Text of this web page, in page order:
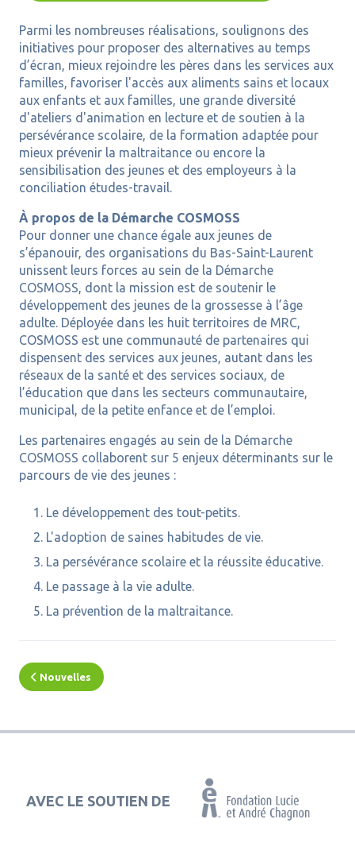
Parmi les nombreuses réalisations, soulignons des
initiatives pour proposer des alternatives au temps
d’écran, mieux rejoindre les pères dans les services aux
familles, favoriser l'accès aux aliments sains et locaux
aux enfants et aux familles, une grande diversité
d'ateliers d'animation en lecture et de soutien à la
persévérance scolaire, de la formation adaptée pour
mieux prévenir la maltraitance ou encore la
sensibilisation des jeunes et des employeurs à la
conciliation études-travail.
À propos de la Démarche COSMOSS
Pour donner une chance égale aux jeunes de
s’épanouir, des organisations du Bas-Saint-Laurent
unissent leurs forces au sein de la Démarche
COSMOSS, dont la mission est de soutenir le
développement des jeunes de la grossesse à l’âge
adulte. Déployée dans les huit territoires de MRC,
COSMOSS est une communauté de partenaires qui
dispensent des services aux jeunes, autant dans les
réseaux de la santé et des services sociaux, de
l’éducation que dans les secteurs communautaire,
municipal, de la petite enfance et de l’emploi.
Les partenaires engagés au sein de la Démarche
COSMOSS collaborent sur 5 enjeux déterminants sur le
parcours de vie des jeunes :
Le développement des tout-petits.
L'adoption de saines habitudes de vie.
La persévérance scolaire et la réussite éducative.
Le passage à la vie adulte.
La prévention de la maltraitance.
Nouvelles
AVEC LE SOUTIEN DE